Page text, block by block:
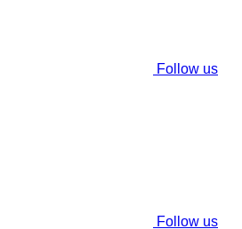
Follow us
Follow us